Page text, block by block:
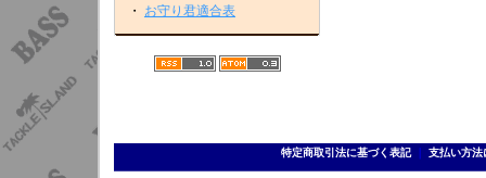
・ お守り君適合表
特定商取引法に基づく表記｜ 支払い方法